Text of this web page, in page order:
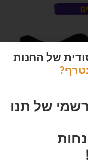
רתמה פרפקט M
6.25 נקודות ⭐
של החנות
של תנו